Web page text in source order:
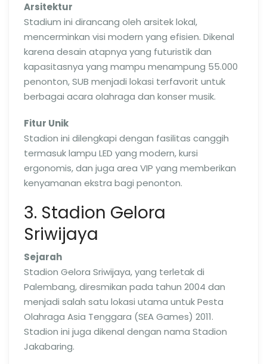
Arsitektur
Stadium ini dirancang oleh arsitek lokal,
mencerminkan visi modern yang efisien. Dikenal
karena desain atapnya yang futuristik dan
kapasitasnya yang mampu menampung 55.000
penonton, SUB menjadi lokasi terfavorit untuk
berbagai acara olahraga dan konser musik.
Fitur Unik
Stadion ini dilengkapi dengan fasilitas canggih
termasuk lampu LED yang modern, kursi
ergonomis, dan juga area VIP yang memberikan
kenyamanan ekstra bagi penonton.
3. Stadion Gelora
Sriwijaya
Sejarah
Stadion Gelora Sriwijaya, yang terletak di
Palembang, diresmikan pada tahun 2004 dan
menjadi salah satu lokasi utama untuk Pesta
Olahraga Asia Tenggara (SEA Games) 2011.
Stadion ini juga dikenal dengan nama Stadion
Jakabaring.